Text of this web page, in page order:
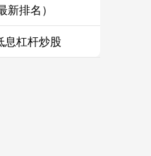
排名）
息杠杆炒股